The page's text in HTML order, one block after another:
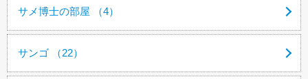
サメ博士の部屋 （4）
サンゴ （22）